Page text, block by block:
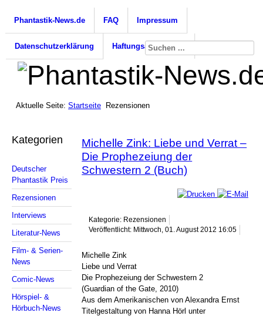
Phantastik-News.de FAQ Impressum
Datenschutzerklärung Haftungsausschluss
Aktuelle Seite: Startseite Rezensionen
Kategorien
Deutscher
Phantastik Preis
Rezensionen
Interviews
Literatur-News
Film- & Serien-
News
Comic-News
Hörspiel- &
Hörbuch-News
Michelle Zink: Liebe und Verrat –
Die Prophezeiung der
Schwestern 2 (Buch)
Kategorie: Rezensionen
Veröffentlicht: Mittwoch, 01. August 2012 16:05
Michelle Zink
Liebe und Verrat
Die Prophezeiung der Schwestern 2
(Guardian of the Gate, 2010)
Aus dem Amerikanischen von Alexandra Ernst
Titelgestaltung von Hanna Hörl unter